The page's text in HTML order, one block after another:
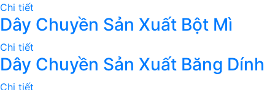
Chi tiết
Dây Chuyền Sản Xuất Bột Mì
Chi tiết
Dây Chuyền Sản Xuất Băng Dính
Chi tiết